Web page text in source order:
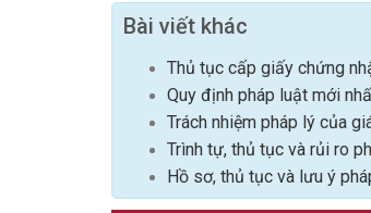
Bài viết khác
Thủ tục cấp giấy chứng
Quy định pháp luật mới
Trách nhiệm pháp lý của
Trình tự, thủ tục và rủi ro
Hồ sơ, thủ tục và lưu ý